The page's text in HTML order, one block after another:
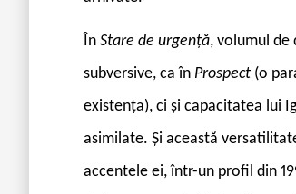
În Stare de urgență, volumul de
subversive, ca în Prospect (o
existența), ci și capacitatea lui
asimilate. Și această
accentele ei, într-un profil din